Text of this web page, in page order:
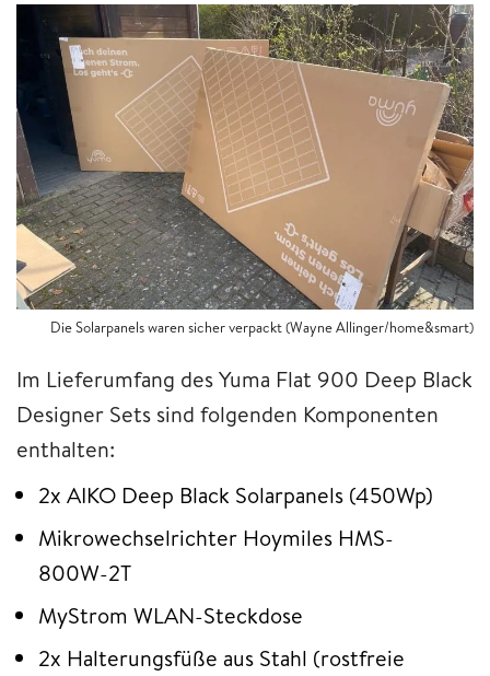
Die Solarpanels waren sicher verpackt (Wayne Allinger/home&smart)
Im Lieferumfang des Yuma Flat 900 Deep Black
Designer Sets sind folgenden Komponenten
enthalten:
2x AIKO Deep Black Solarpanels (450Wp)
Mikrowechselrichter Hoymiles HMS-
800W-2T
MyStrom WLAN-Steckdose
2x Halterungsfüße aus Stahl (rostfreie